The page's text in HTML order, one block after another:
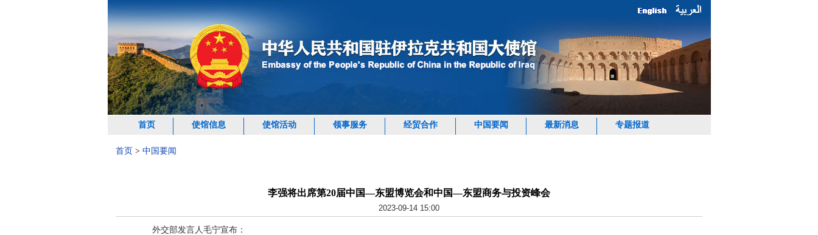
首页 使馆信息 使馆活动 领事服务 经贸合作 中国要闻 最新消息 专题报道
首页 > 中国要闻
李强将出席第20届中国—东盟博览会和中国—东盟商务与投资峰会
2023-09-14 15:00
外交部发言人毛宁宣布：